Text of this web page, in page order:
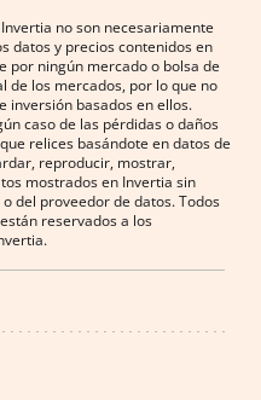
no son necesariamente
datos y precios contenidos en
por ningún mercado o bolsa de
de los mercados, por lo que no
inversión basados en ellos.
caso de las pérdidas o daños
relices basándote en datos de
reproducir, mostrar,
mostrados en Invertia sin
del proveedor de datos. Todos
reservados a los